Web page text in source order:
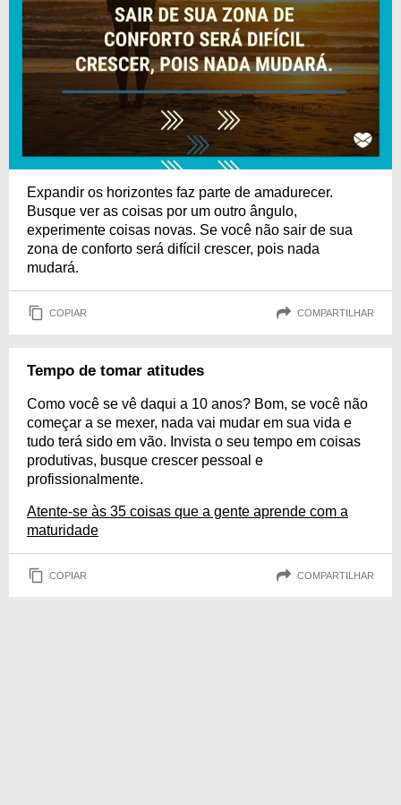
Expandir os horizontes faz parte de amadurecer.
Busque ver as coisas por um outro ângulo,
experimente coisas novas. Se você não sair de sua
zona de conforto será difícil crescer, pois nada
mudará.
COPIAR COMPARTILHAR
Tempo de tomar atitudes
Como você se vê daqui a 10 anos? Bom, se você não
começar a se mexer, nada vai mudar em sua vida e
tudo terá sido em vão. Invista o seu tempo em coisas
produtivas, busque crescer pessoal e
profissionalmente.
Atente-se às 35 coisas que a gente aprende com a
maturidade
COPIAR COMPARTILHAR